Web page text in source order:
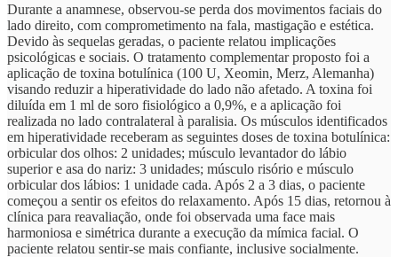
Durante a anamnese, observou-se perda dos movimentos faciais do
lado direito, com comprometimento na fala, mastigação e estética.
Devido às sequelas geradas, o paciente relatou implicações
psicológicas e sociais. O tratamento complementar proposto foi a
aplicação de toxina botulínica (100 U, Xeomin, Merz, Alemanha)
visando reduzir a hiperatividade do lado não afetado. A toxina foi
diluída em 1 ml de soro fisiológico a 0,9%, e a aplicação foi
realizada no lado contralateral à paralisia. Os músculos identificados
em hiperatividade receberam as seguintes doses de toxina botulínica:
orbicular dos olhos: 2 unidades; músculo levantador do lábio
superior e asa do nariz: 3 unidades; músculo risório e músculo
orbicular dos lábios: 1 unidade cada. Após 2 a 3 dias, o paciente
começou a sentir os efeitos do relaxamento. Após 15 dias, retornou à
clínica para reavaliação, onde foi observada uma face mais
harmoniosa e simétrica durante a execução da mímica facial. O
paciente relatou sentir-se mais confiante, inclusive socialmente.